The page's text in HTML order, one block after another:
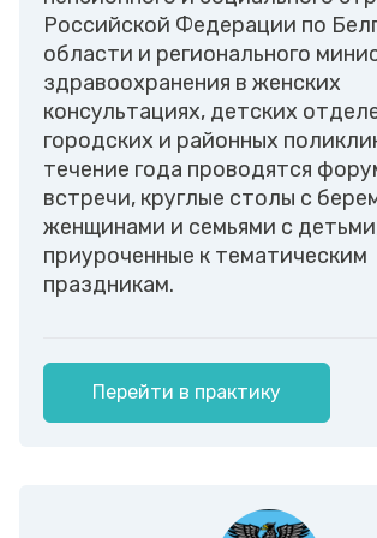
Российской Федерации по
области и регионального
здравоохранения в женских
консультациях, детских
городских и районных
течение года проводятся
встречи, круглые столы с
женщинами и семьями с
приуроченные к тематическим
праздникам.
Перейти в практику